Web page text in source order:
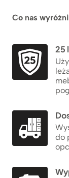
Co nas
25
do